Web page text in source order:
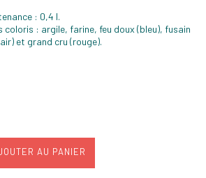
: 0,4 l.
coloris : argile, farine, feu doux (bleu), fusain
et grand cru (rouge).
AU PANIER